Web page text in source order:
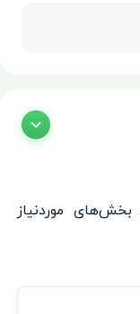
بخش‌های موردنیاز